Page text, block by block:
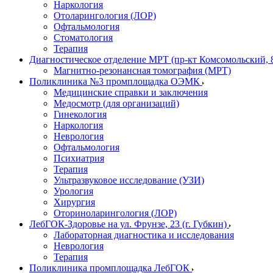
Наркология
Отоларингология (ЛОР)
Офтальмология
Стоматология
Терапия
Диагностическое отделение МРТ (пр-кт Комсомольский,
Магнитно-резонансная томография (МРТ)
Поликлиника №3 промплощадка ОЭМК
Медицинские справки и заключения
Медосмотр (для организаций)
Гинекология
Наркология
Неврология
Офтальмология
Психиатрия
Терапия
Ультразвуковое исследование (УЗИ)
Урология
Хирургия
Оториноларингология (ЛОР)
ЛебГОК-Здоровье на ул. Фрунзе, 23 (г. Губкин)
Лабораторная диагностика и исследования
Неврология
Терапия
Поликлиника промплощадка ЛебГОК